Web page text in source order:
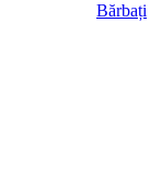
Bărbați